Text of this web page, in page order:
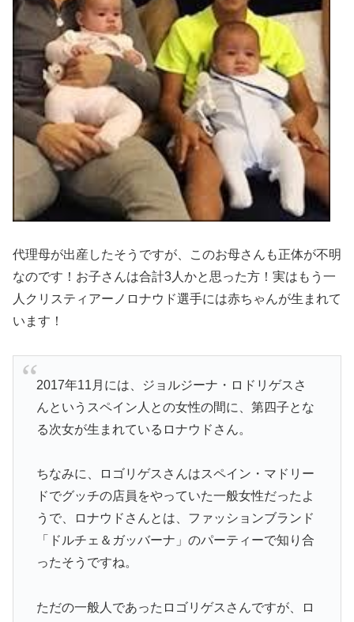
代理母が出産したそうですが、このお母さんも正体が不明
なのです！お子さんは合計3人かと思った方！実はもう一
人クリスティアーノロナウド選手には赤ちゃんが生まれて
います！
2017年11月には、ジョルジーナ・ロドリゲスさ
んというスペイン人との女性の間に、第四子とな
る次女が生まれているロナウドさん。
ちなみに、ロゴリゲスさんはスペイン・マドリー
ドでグッチの店員をやっていた一般女性だったよ
うで、ロナウドさんとは、ファッションブランド
「ドルチェ＆ガッバーナ」のパーティーで知り合
ったそうですね。
ただの一般人であったロゴリゲスさんですが、ロ